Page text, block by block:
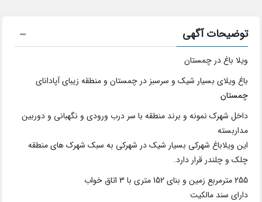
توضیحات آگهی
ویلا باغ در چمستان
باغ ویلای بسیار شیک و سرسبز در چمستان و منطقه زیبای آپادانای
چمستان
داخل شهرک نمونه و برند منطقه با سر درب ورودی و نگهبانی و دوربین
مداربسته
این ویلاباغ شهرکی بسیار شیک در شهرکی به سبک شهرک های منطقه
چلک و چلندر قرار دارد.
255 مترمربع زمین و بنای 152 متری با 3 اتاق خواب
دارای سند مالکیت